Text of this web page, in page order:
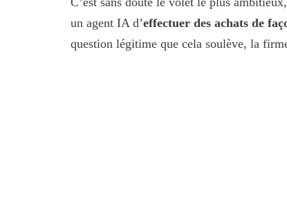
un agent IA d’effectuer des achats de
question légitime que cela soulève, la